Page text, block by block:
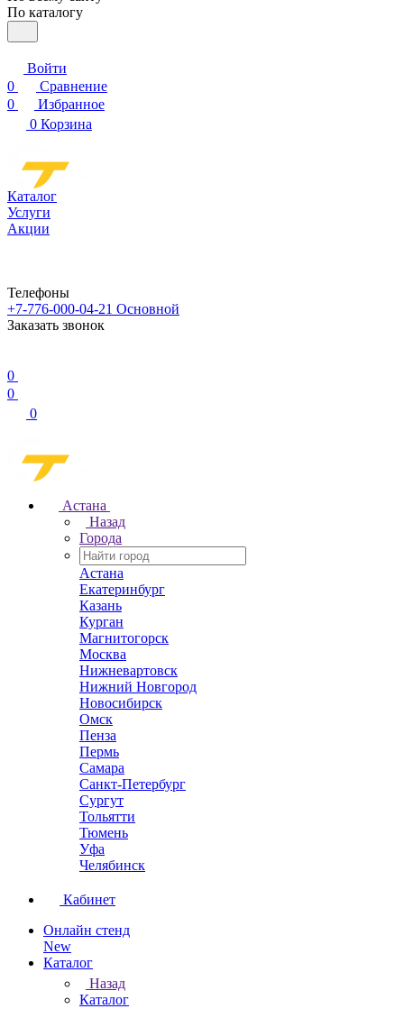
По каталогу
Войти
0
Сравнение
0
Избранное
0 Корзина
Каталог
Услуги
Акции
Телефоны
+7-776-000-04-21 Основной
Заказать звонок
0
0
0
Астана
Назад
Города
Астана
Екатеринбург
Казань
Курган
Магнитогорск
Москва
Нижневартовск
Нижний Новгород
Новосибирск
Омск
Пенза
Пермь
Самара
Санкт-Петербург
Сургут
Тольятти
Тюмень
Уфа
Челябинск
Кабинет
Онлайн стенд
New
Каталог
Назад
Каталог